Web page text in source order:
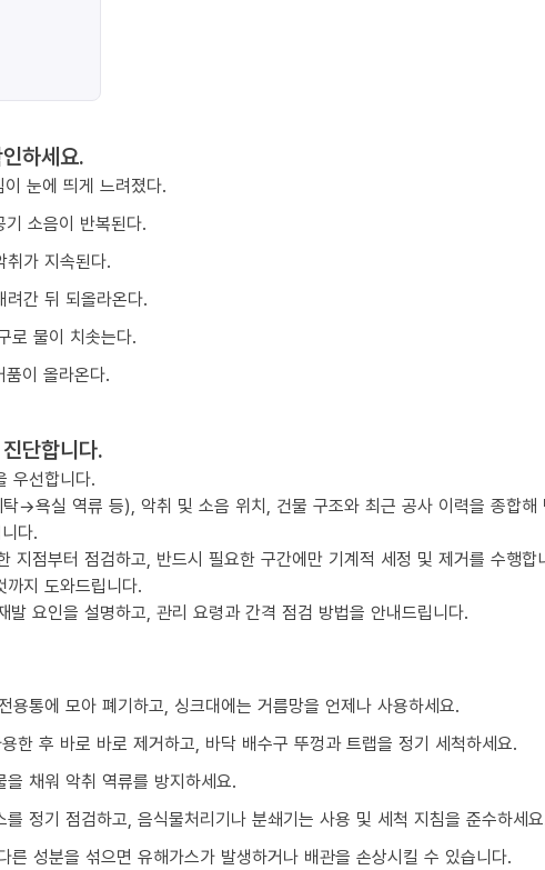
하세요.
이 눈에 띄게 느려졌다.
기 소음이 반복된다.
취가 지속된다.
간 뒤 되올라온다.
로 물이 치솟는다.
품이 올라온다.
단합니다.
우선합니다.
→욕실 역류 등), 악취 및 소음 위치, 건물 구조와 최근 공사 이력을 종합해
다.
지점부터 점검하고, 반드시 필요한 구간에만 기계적 세정 및 제거를 수행합
지 도와드립니다.
발 요인을 설명하고, 관리 요령과 간격 점검 방법을 안내드립니다.
용통에 모아 폐기하고, 싱크대에는 거름망을 언제나 사용하세요.
한 후 바로 바로 제거하고, 바닥 배수구 뚜껑과 트랩을 정기 세척하세요.
채워 악취 역류를 방지하세요.
정기 점검하고, 음식물처리기나 분쇄기는 사용 및 세척 지침을 준수하세
른 성분을 섞으면 유해가스가 발생하거나 배관을 손상시킬 수 있습니다.